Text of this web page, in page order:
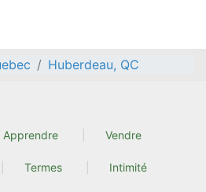
Huberdeau, QC
Apprendre Vendre
Termes Intimité